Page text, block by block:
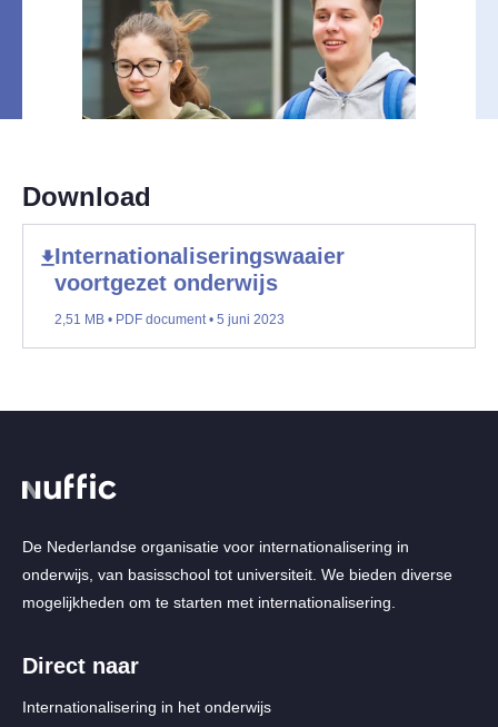
Download
Internationaliseringswaaier
voortgezet onderwijs
2,51 MB • PDF document • 5 juni 2023
De Nederlandse organisatie voor internationalisering in
onderwijs, van basisschool tot universiteit. We bieden diverse
mogelijkheden om te starten met internationalisering.
Direct naar
Internationalisering in het onderwijs